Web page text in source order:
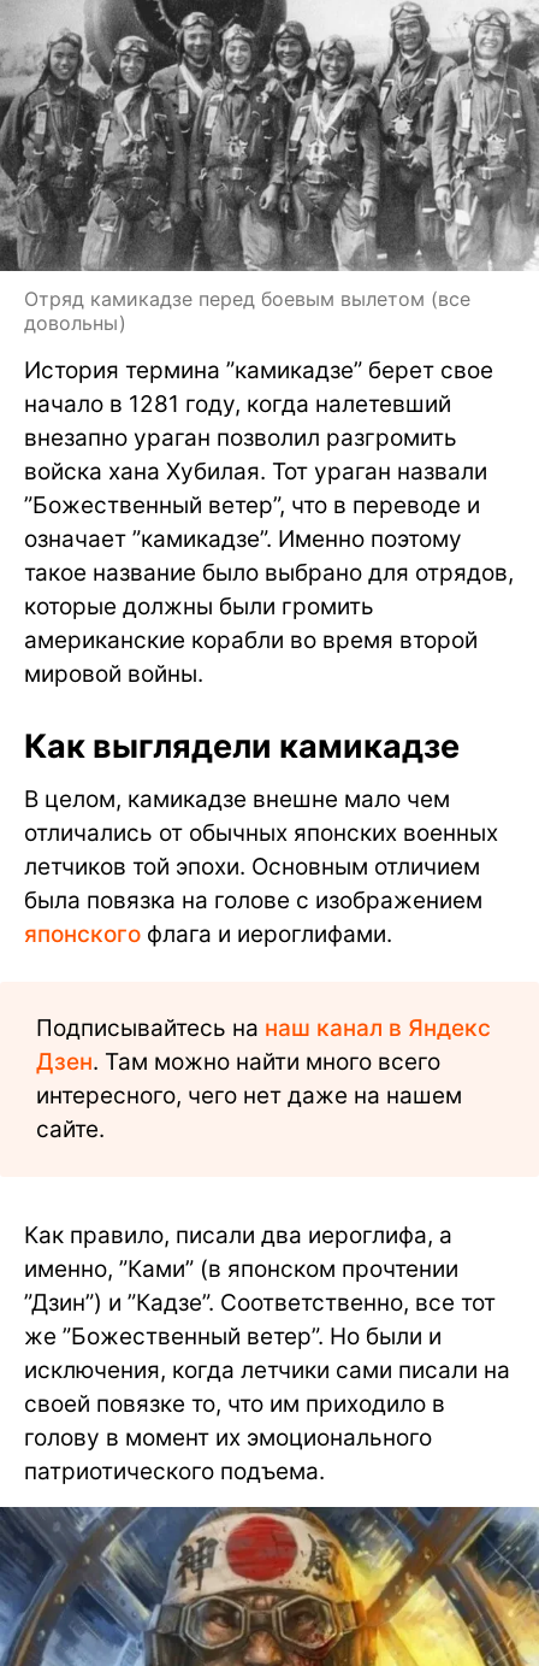
Отряд камикадзе перед боевым вылетом (все
довольны)
История термина ”камикадзе” берет свое
начало в 1281 году, когда налетевший
внезапно ураган позволил разгромить
войска хана Хубилая. Тот ураган назвали
”Божественный ветер”, что в переводе и
означает ”камикадзе”. Именно поэтому
такое название было выбрано для отрядов,
которые должны были громить
американские корабли во время второй
мировой войны.
Как выглядели камикадзе
В целом, камикадзе внешне мало чем
отличались от обычных японских военных
летчиков той эпохи. Основным отличием
была повязка на голове с изображением
японского флага и иероглифами.
Подписывайтесь на наш канал в Яндекс
Дзен. Там можно найти много всего
интересного, чего нет даже на нашем
сайте.
Как правило, писали два иероглифа, а
именно, ”Ками” (в японском прочтении
”Дзин”) и ”Кадзе”. Соответственно, все тот
же ”Божественный ветер”. Но были и
исключения, когда летчики сами писали на
своей повязке то, что им приходило в
голову в момент их эмоционального
патриотического подъема.